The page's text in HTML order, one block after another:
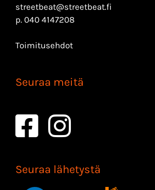
streetbeat@streetbeat.fi
p. 040 4147208
Toimitusehdot
Seuraa meitä
Seuraa lähetystä